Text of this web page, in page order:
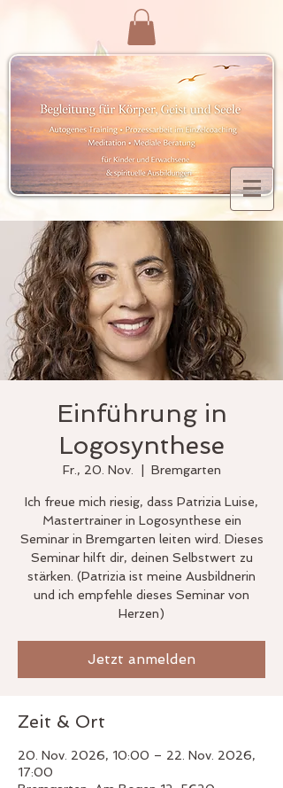
Einführung in
Logosynthese
Fr., 20. Nov. Bremgarten
Ich freue mich riesig, dass Patrizia Luise,
Mastertrainer in Logosynthese ein
Seminar in Bremgarten leiten wird. Dieses
Seminar hilft dir, deinen Selbstwert zu
stärken. (Patrizia ist meine Ausbildnerin
und ich empfehle dieses Seminar von
Herzen)
Jetzt anmelden
Zeit & Ort
20. Nov. 2026, 10:00 – 22. Nov. 2026,
17:00